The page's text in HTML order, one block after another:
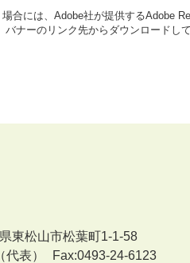
合には、Adobe社が提供するAdobe
ナーのリンク先からダウンロードし
東松山市松葉町1-1-58
表）
Fax:0493-24-6123